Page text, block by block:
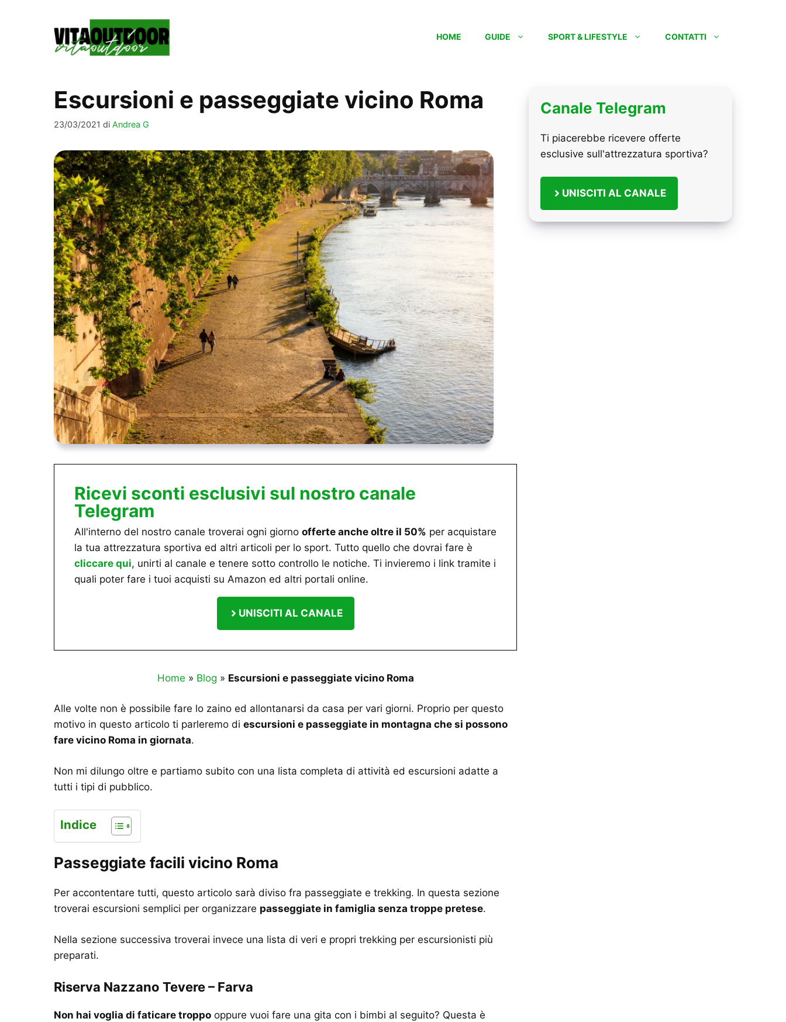
HOME GUIDE SPORT & LIFESTYLE CONTATTI
Escursioni e passeggiate vicino Roma
23/03/2021 di Andrea G
Ricevi sconti esclusivi sul nostro canale
Telegram
All'interno del nostro canale troverai ogni giorno offerte anche oltre il 50% per acquistare
la tua attrezzatura sportiva ed altri articoli per lo sport. Tutto quello che dovrai fare è
cliccare qui, unirti al canale e tenere sotto controllo le notiche. Ti invieremo i link tramite i
quali poter fare i tuoi acquisti su Amazon ed altri portali online.
UNISCITI AL CANALE
Home » Blog » Escursioni e passeggiate vicino Roma
Alle volte non è possibile fare lo zaino ed allontanarsi da casa per vari giorni. Proprio per questo
motivo in questo articolo ti parleremo di escursioni e passeggiate in montagna che si possono
fare vicino Roma in giornata.
Non mi dilungo oltre e partiamo subito con una lista completa di attività ed escursioni adatte a
tutti i tipi di pubblico.
Indice
Passeggiate facili vicino Roma
Per accontentare tutti, questo articolo sarà diviso fra passeggiate e trekking. In questa sezione
troverai escursioni semplici per organizzare passeggiate in famiglia senza troppe pretese.
Nella sezione successiva troverai invece una lista di veri e propri trekking per escursionisti più
preparati.
Riserva Nazzano Tevere – Farva
Non hai voglia di faticare troppo oppure vuoi fare una gita con i bimbi al seguito? Questa è
Canale Telegram
Ti piacerebbe ricevere offerte
esclusive sull'attrezzatura sportiva?
UNISCITI AL CANALE